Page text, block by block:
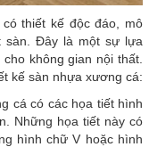
thiết kế độc đáo, mô
sàn. Đây là một sự lựa
không gian nội thất.
kế sàn nhựa xương cá:
cá có các họa tiết hình
Những họa tiết này có
hình chữ V hoặc hình